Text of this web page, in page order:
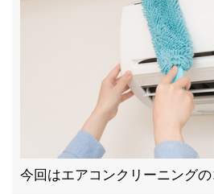
今回はエアコンクリーニング